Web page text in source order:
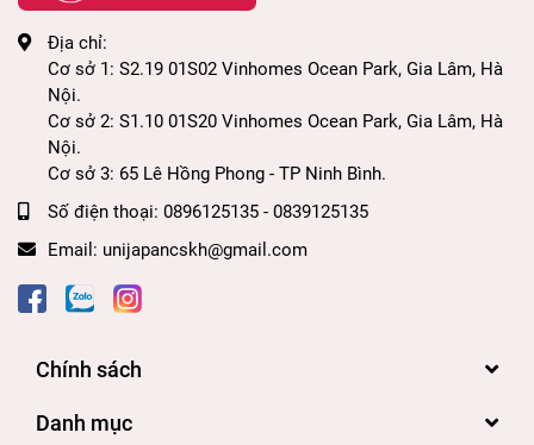
Địa chỉ:
Cơ sở 1: S2.19 01S02 Vinhomes Ocean Park, Gia Lâm, Hà
Nội.
Cơ sở 2: S1.10 01S20 Vinhomes Ocean Park, Gia Lâm, Hà
Nội.
Cơ sở 3: 65 Lê Hồng Phong - TP Ninh Bình.
Số điện thoại: 0896125135 - 0839125135
Email: unijapancskh@gmail.com
Chính sách
Danh mục